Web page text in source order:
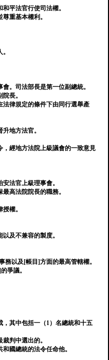
平法官行使司法權。
重基本權利。
。司法部長是第一位副總統。
長。
法律規定的條件下由同行選舉產
地方法官。
經地方法院上級議會的一致意見
法官上級理事會。
高法院院長的職務。
權。
及不兼容的製度。
務以及[帳目]方面的最高管轄權。
爭議。
，其中包括一（1）名總統和十五
判中選出的。
國總統的法令任命他。